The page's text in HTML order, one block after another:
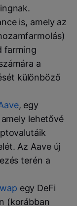
is, amely az
farming
a
különböző
, egy
lehetővé
Az Aave új
terén a
egy DeFi
(korábban